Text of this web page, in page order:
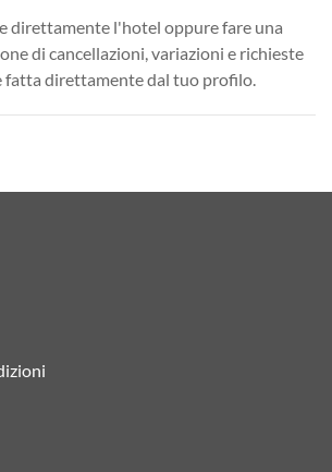
direttamente l'hotel oppure fare una
di cancellazioni, variazioni e richieste
fatta direttamente dal tuo profilo.